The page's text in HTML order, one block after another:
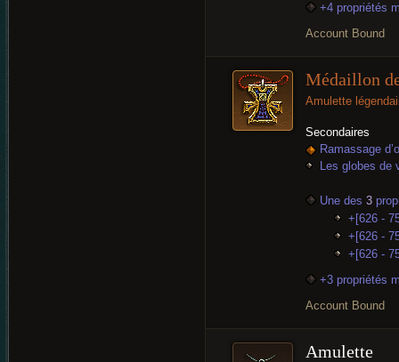
+4 propriétés
Account Bound
Médaillon
Amulette
Secondaires
Ramassage
Les globes de
Une des 3
+[626 -
+[626 -
+[626 -
+3 propriétés
Account Bound
Amulette